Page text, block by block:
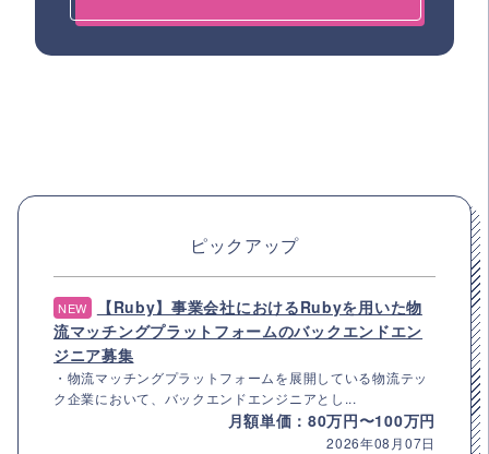
ピックアップ
NEW
【Ruby】事業会社におけるRubyを用いた物
流マッチングプラットフォームのバックエンドエン
ジニア募集
・物流マッチングプラットフォームを展開している物流テッ
ク企業において、バックエンドエンジニアとし...
月額単価：80万円〜100万円
2026年08月07日